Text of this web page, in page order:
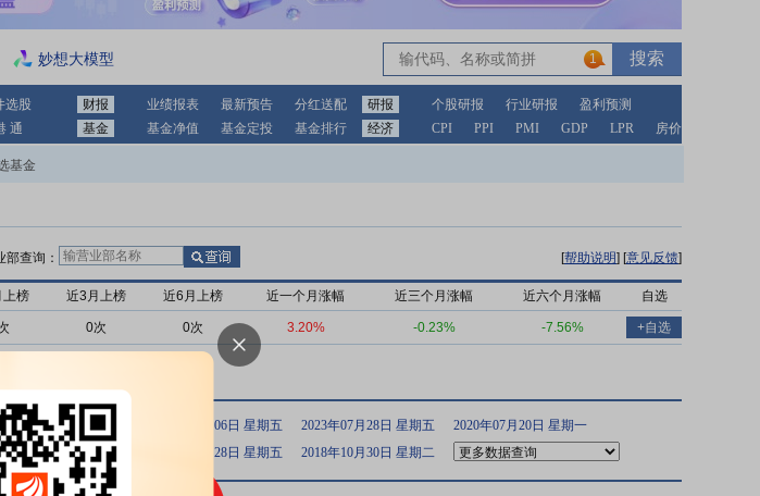
妙想大模型 1
选股 财报 业绩报表 最新预告 分红送配 研报 个股研报 行业研报
盈利预测
通 基金 基金净值 基金定投 基金排行 经济 CPI PPI PMI GDP LPR 房价
基金
部查询： [帮助说明] [意见反馈]
上榜 近3月上榜 近6月上榜 近一个月涨幅 近三个月涨幅 近六个月涨幅 自选
0次 0次 3.20% -0.23% -7.56% +自选
2024年09月25日 星期三 2024年09月06日 星期五 2023年07月28日 星期五
2020年07月20日 星期一
2019年01月03日 星期四 2018年12月28日 星期五 2018年10月30日 星期二